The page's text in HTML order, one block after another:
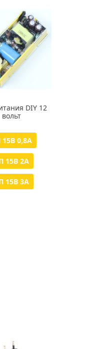
DIY 12
вольт
15В 0,8А
15В 2А
15В 3А